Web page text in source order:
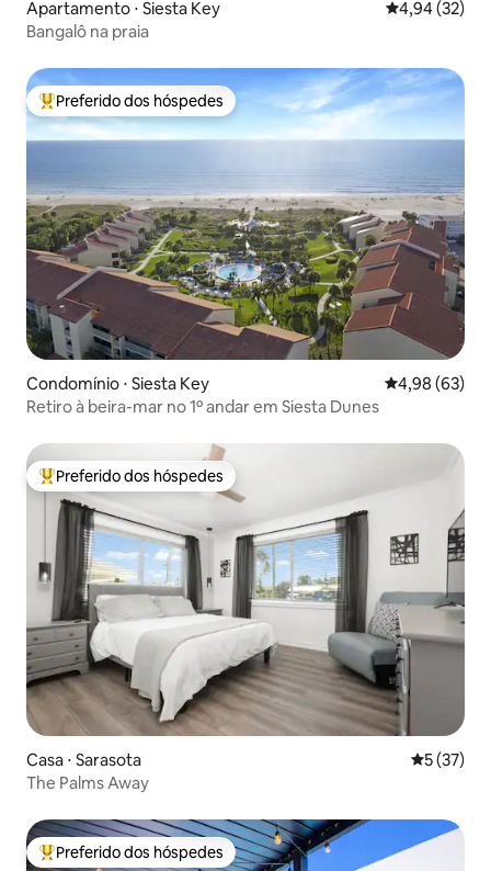
Apartamento ⋅ Siesta Key 4,94 de uma
4,94 (32)
Bangalô na praia
Entre os melhores preferidos dos hóspedes
Preferido dos hóspedes
Condomínio ⋅ Siesta Key 4,98 de uma
4,98 (63)
Retiro à beira-mar no 1º andar em Siesta Dunes
Entre os melhores preferidos dos hóspedes
Preferido dos hóspedes
Casa ⋅ Sarasota 5 de uma
5 (37)
The Palms Away
Entre os melhores preferidos dos hóspedes
Preferido dos hóspedes